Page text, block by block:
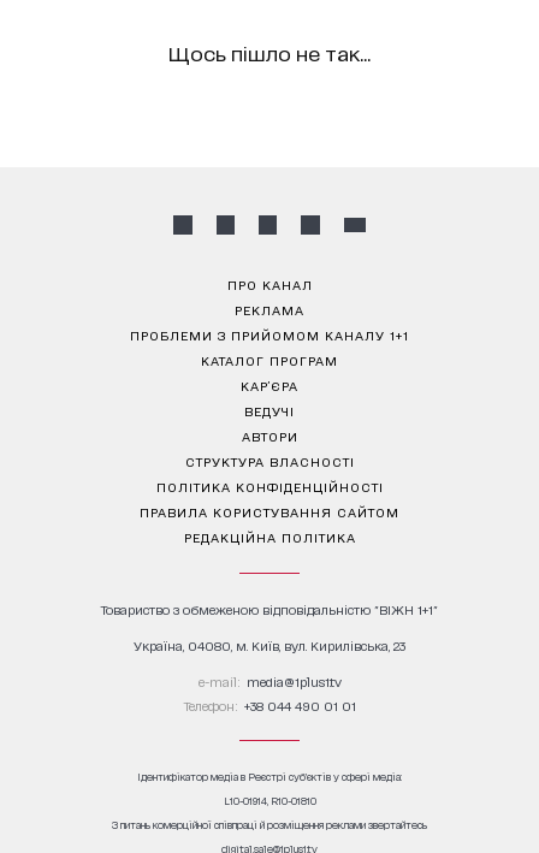
Щось пішло не так...
ПРО КАНАЛ
РЕКЛАМА
ПРОБЛЕМИ З ПРИЙОМОМ КАНАЛУ 1+1
КАТАЛОГ ПРОГРАМ
КАР’ЄРА
ВЕДУЧІ
АВТОРИ
СТРУКТУРА ВЛАСНОСТІ
ПОЛІТИКА КОНФІДЕНЦІЙНОСТІ
ПРАВИЛА КОРИСТУВАННЯ САЙТОМ
РЕДАКЦІЙНА ПОЛІТИКА
Товариство з обмеженою відповідальністю "ВІЖН 1+1"
Україна, 04080, м. Київ, вул. Кирилівська, 23
е-mail: media@1plus1.tv
Телефон: +38 044 490 01 01
Ідентифікатор медіа в Реєстрі суб’єктів у сфері медіа:
L10-01914, R10-01810
З питань комерційної співпраці й розміщення реклами звертайтесь
digital.sale@1plus1.tv